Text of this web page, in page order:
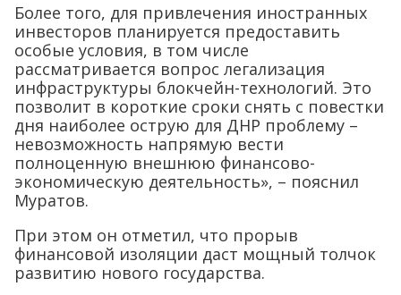
Более того, для привлечения иностранных
инвесторов планируется предоставить
особые условия, в том числе
рассматривается вопрос легализация
инфраструктуры блокчейн-технологий. Это
позволит в короткие сроки снять с повестки
дня наиболее острую для ДНР проблему –
невозможность напрямую вести
полноценную внешнюю финансово-
экономическую деятельность», – пояснил
Муратов.
При этом он отметил, что прорыв
финансовой изоляции даст мощный толчок
развитию нового государства.